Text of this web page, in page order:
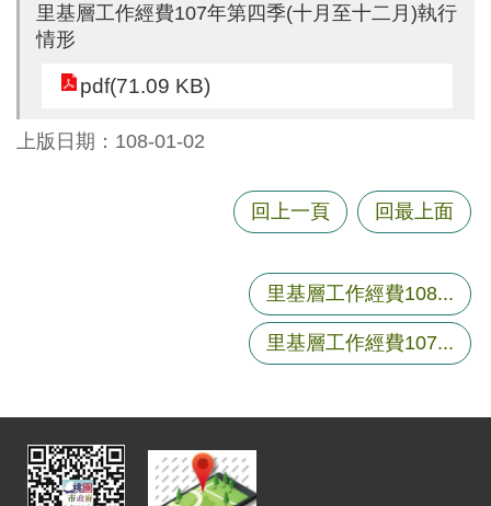
竹
區
民
資
里基層工作經費107年第四季(十月至十二月)執行
情形
pdf(71.09 KB)
上版日期：108-01-02
回上一頁 回最上面
里基層工作經費108...
里基層工作經費107...